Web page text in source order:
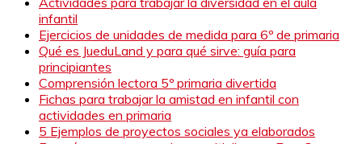
infantil
Ejercicios de unidades de medida para 6º de primaria
Qué es JueduLand y para qué sirve: guía para
principiantes
Comprensión lectora 5º primaria divertida
Fichas para trabajar la amistad en infantil con
actividades en primaria
5 Ejemplos de proyectos sociales ya elaborados